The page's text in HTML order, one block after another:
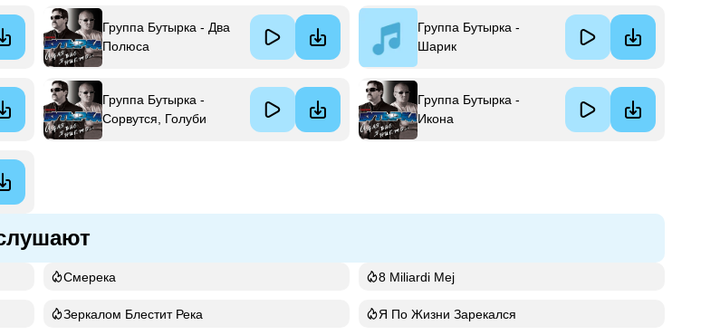
Группа Бутырка - Два
Полюса
Группа Бутырка -
Шарик
Группа Бутырка -
Сорвутся, Голуби
Группа Бутырка -
Икона
Смерека 8 Miliardi Mej
Зеркалом Блестит Река Я По Жизни Зарекался